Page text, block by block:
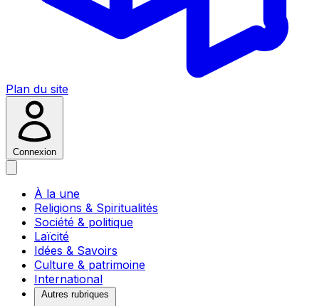
Plan du site
Connexion
À la une
Religions & Spiritualités
Société & politique
Laïcité
Idées & Savoirs
Culture & patrimoine
International
Autres rubriques